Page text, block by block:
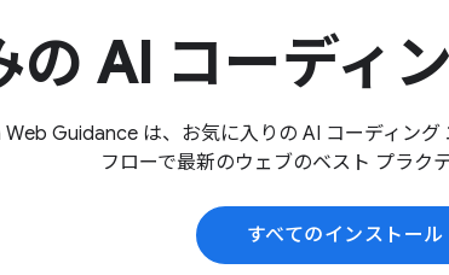
の AI コーディ
Guidance は、お気に入りの AI コーディン
フローで最新のウェブのベスト プラク
すべてのインストー